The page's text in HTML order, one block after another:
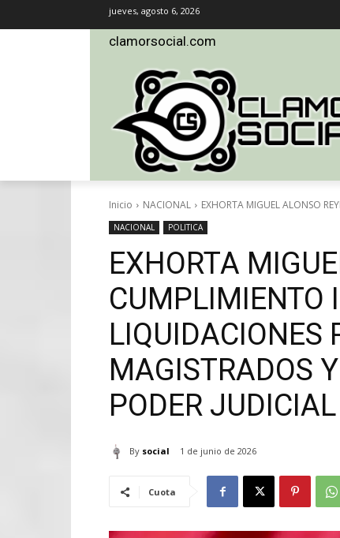
jueves, agosto 6, 2026
clamorsocial.com
Inicio NACIONAL EXHORTA MIGUEL ALONSO
NACIONAL POLITICA
EXHORTA
CUMPLIMIENTO
LIQUIDACIONES
MAGISTRADOS
PODER JUDICIAL
By social 1 de junio de 2026
Cuota